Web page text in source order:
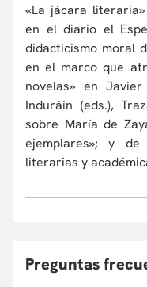
«La jácara
en el diario el
didacticismo moral
en el marco que
novelas» en
Induráin (eds.),
sobre María de
ejemplares»; y
literarias y
Preguntas